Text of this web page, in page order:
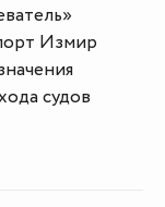
Измир
судов